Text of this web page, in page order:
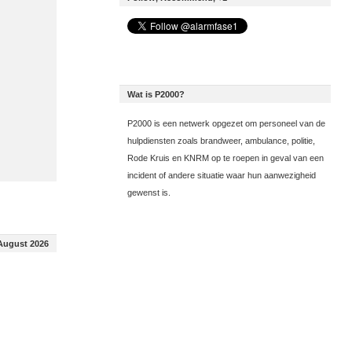
2026
Wat is P2000?
P2000 is een netwerk opgezet om personeel van de
hulpdiensten zoals brandweer, ambulance, politie,
Rode Kruis en KNRM op te roepen in geval van een
incident of andere situatie waar hun aanwezigheid
gewenst is.